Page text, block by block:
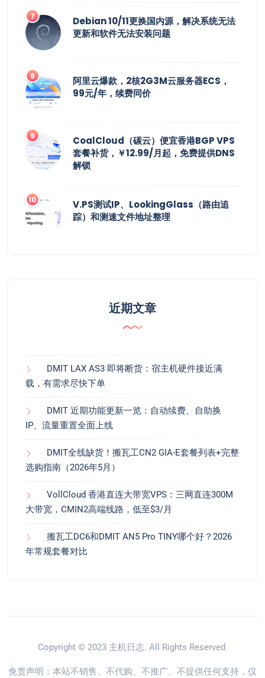
Debian 10/11更换国内源，解决系统无法
更新和软件无法安装问题
阿里云爆款，2核2G3M云服务器ECS，
99元/年，续费同价
CoalCloud（碳云）便宜香港BGP VPS
套餐补货，￥12.99/月起，免费提供DNS
解锁
V.PS测试IP、LookingGlass（路由追
踪）和测速文件地址整理
近期文章
DMIT LAX AS3 即将断货：宿主机硬件接近满
载，有需求尽快下单
DMIT 近期功能更新一览：自动续费、自助换
IP、流量重置全面上线
DMIT全线缺货！搬瓦工CN2 GIA-E套餐列表+完整
选购指南（2026年5月）
VollCloud 香港直连大带宽VPS：三网直连300M
大带宽，CMIN2高端线路，低至$3/月
搬瓦工DC6和DMIT AN5 Pro TINY哪个好？2026
年常规套餐对比
Copyright © 2023 主机日志. All Rights Reserved.
免责声明：本站不销售、不代购、不推广、不提供任何支持，仅